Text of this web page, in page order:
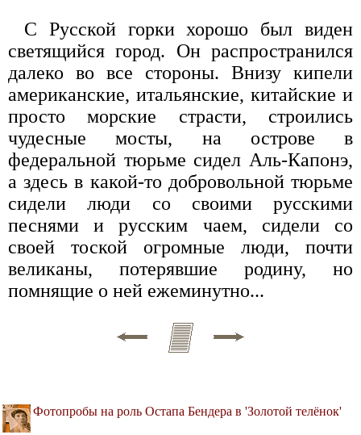
С Русской горки хорошо был виден
светящийся город. Он распространился
далеко во все стороны. Внизу кипели
американские, итальянские, китайские и
просто морские страсти, строились
чудесные мосты, на острове в
федеральной тюрьме сидел Аль-Капонэ,
а здесь в какой-то добровольной тюрьме
сидели люди со своими русскими
песнями и русским чаем, сидели со
своей тоской огромные люди, почти
великаны, потерявшие родину, но
помнящие о ней ежеминутно...
Фотопробы на роль Остапа Бендера в 'Золотой телёнок'